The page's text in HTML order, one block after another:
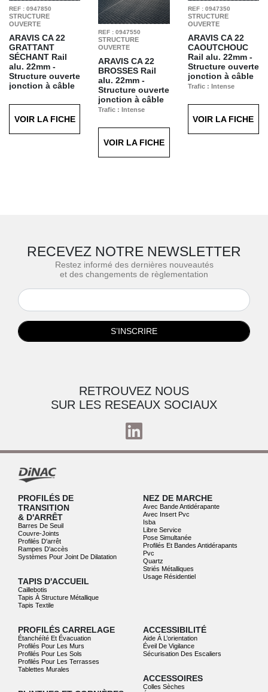
REF : 0947850
STRUCTURE
OUVERTE
ARAVIS CA 22
GRATTANT
SÉCHANT Rail
alu. 22mm -
Structure ouverte
jonction à câble
Finition : Grattant
Séchant Anthracite
T60
VOIR LA FICHE
REF : 0947350
STRUCTURE
OUVERTE
ARAVIS CA 22
CAOUTCHOUC
Rail alu. 22mm -
Structure ouverte
jonction à câble
Trafic : Intense
Noir T21
VOIR LA FICHE
REF : 0947550
STRUCTURE
OUVERTE
ARAVIS CA 22
BROSSES Rail
alu. 22mm -
Structure ouverte
jonction à câble
Trafic : Intense
Noires T20
VOIR LA FICHE
RECEVEZ NOTRE NEWSLETTER
Restez informé des dernières nouveautés
et des changements de règlementation
S’INSCRIRE
RETROUVEZ NOUS
SUR LES RESEAUX SOCIAUX
PROFILÉS DE
TRANSITION
& D'ARRÊT
Barres De Seuil
Couvre-Joints
Profilés D'arrêt
Rampes D'accès
Systèmes Pour Joint De Dilatation
TAPIS D'ACCUEIL
Caillebotis
Tapis À Structure Métallique
Tapis Textile
NEZ DE MARCHE
Avec Bande Antidérapante
Avec Insert Pvc
Isba
Libre Service
Pose Simultanée
Profilés Et Bandes Antidérapants
Pvc
Quartz
Striés Métalliques
Usage Résidentiel
PROFILÉS CARRELAGE
Étanchéíté Et Évacuation
Profilés Pour Les Murs
Profilés Pour Les Sols
Profilés Pour Les Terrasses
Tablettes Murales
ACCESSIBILITÉ
Aide À L’orientation
Éveil De Vigilance
Sécurisation Des Escaliers
ACCESSOIRES
Colles Sèches